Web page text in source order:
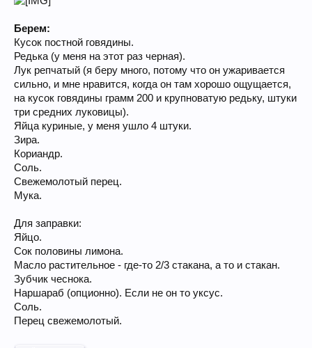
Берем:
Кусок постной говядины.
Редька (у меня на этот раз черная).
Лук репчатый (я беру много, потому что он ужаривается
сильно, и мне нравится, когда он там хорошо ощущается,
на кусок говядины грамм 200 и крупноватую редьку, штуки
три средних луковицы).
Яйца куриные, у меня ушло 4 штуки.
Зира.
Кориандр.
Соль.
Свежемолотый перец.
Мука.
Для заправки:
Яйцо.
Сок половины лимона.
Масло растительное - где-то 2/3 стакана, а то и стакан.
Зубчик чеснока.
Наршараб (опционно). Если не он то уксус.
Соль.
Перец свежемолотый.